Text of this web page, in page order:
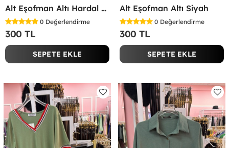
Alt Eşofman Altı Hardal Sarısı
0 Değerlendirme
300 TL
SEPETE EKLE
Alt Eşofman Altı Siyah
0 Değerlendirme
300 TL
SEPETE EKLE